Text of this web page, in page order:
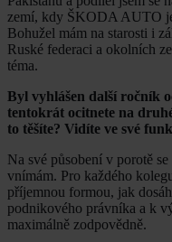
zemí, kdy ŠKODA AUTO
Bohužel mám na starosti i
Ruské federaci a okolních
téma.
Byl vyhlášen další ročník
tentokrát ocitnete na
to těšíte? Vidíte ve své
Na své působení v porotě
vnímám. Pro každého
příjemnou formou, jak
podnikového právníka a k
maximálně zodpovědně.